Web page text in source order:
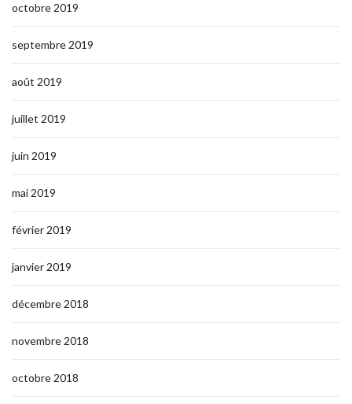
octobre 2019
septembre 2019
août 2019
juillet 2019
juin 2019
mai 2019
février 2019
janvier 2019
décembre 2018
novembre 2018
octobre 2018